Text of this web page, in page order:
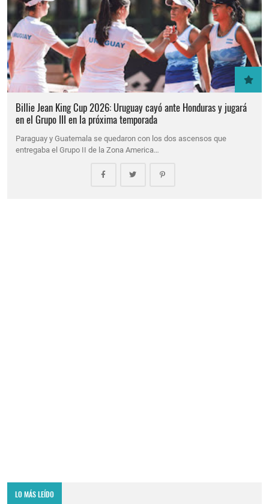
Billie Jean King Cup 2026: Uruguay cayó ante Honduras y jugará
en el Grupo III en la próxima temporada
Paraguay y Guatemala se quedaron con los dos ascensos que
entregaba el Grupo II de la Zona America…
LO MÁS LEÍDO